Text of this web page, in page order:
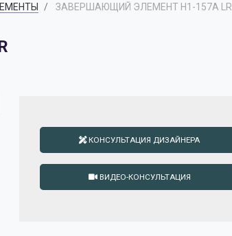
ЗАВЕРШАЮЩИЙ ЭЛЕМЕНТ H1-157A LR
КОНСУЛЬТАЦИЯ ДИЗАЙНЕРА
ВИДЕО-КОНСУЛЬТАЦИЯ